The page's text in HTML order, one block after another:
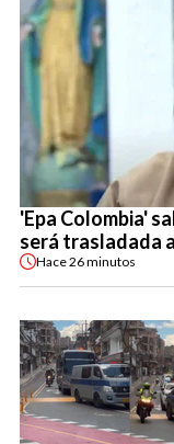
'Epa Colombia'
será trasladada
Hace26 minutos